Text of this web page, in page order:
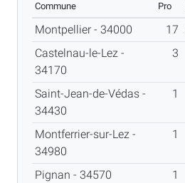
Commune
Pro
Montpellier - 34000 17
Castelnau-le-Lez -
34170
3
Saint-Jean-de-Védas -
34430
1
Montferrier-sur-Lez -
34980
1
Pignan - 34570 1